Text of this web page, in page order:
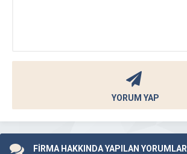
YORUM YAP
FİRMA HAKKINDA YAPILAN YORUMLAR